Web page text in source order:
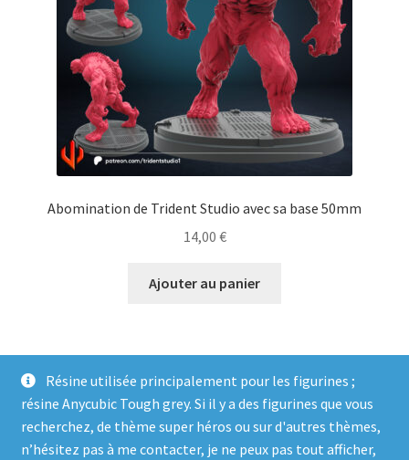
Résine utilisée principalement pour les figurines ;
résine Anycubic Tough grey. Si il y a des figurines que vous
recherchez, de thème super héros ou sur d'autres thèmes,
n’hésitez pas à me contacter, je ne peux pas tout afficher,
Abomination de Trident Studio avec sa base 50mm
14,00 €
Ajouter au panier